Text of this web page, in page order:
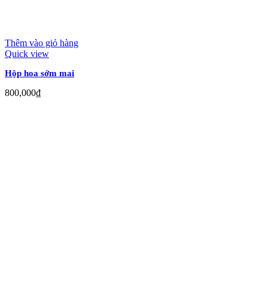
Thêm vào giỏ hàng
Quick view
Hộp hoa sớm mai
800,000₫